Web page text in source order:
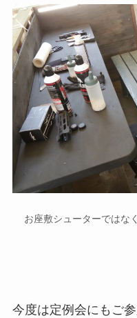
お座敷シューターではな
今度は定例会にもご